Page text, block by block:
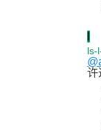
ls-
许